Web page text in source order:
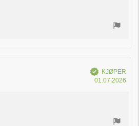
Verifisert
KJØPER
01.07.2026